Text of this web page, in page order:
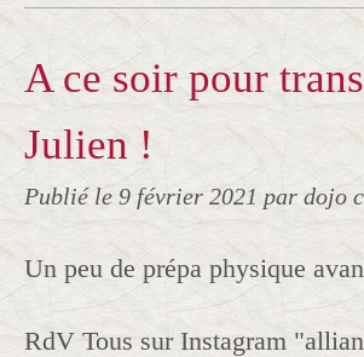
A ce soir pour
Julien !
Publié le 9 février 2021 par dojo
Un peu de prépa physique
RdV Tous sur Instagram